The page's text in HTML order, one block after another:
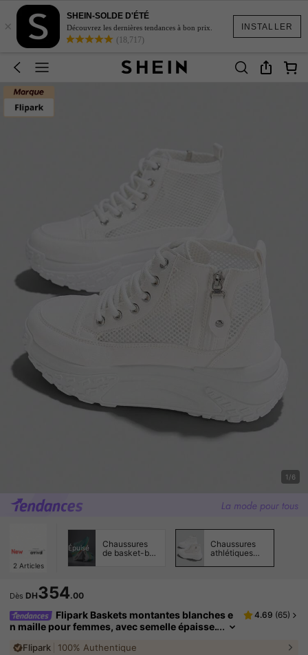
INSTALLER
×
SHEIN-SOLDE D'ÉTÉ
Découvrez les dernières tendances à bon prix.
(18,717)
1/6
2 Articles
Épuisé
Chaussures
de basket-ball
Chaussures
athlétiques
pour femmes
Dès DH354.00
Flipark Baskets montantes blanches e
n maille pour femmes, avec semelle épaisse.
ets et zip latéral, pour un port quotidien
4.69 (65)
Flipark 100% Authentique